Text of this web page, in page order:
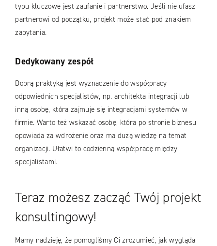
typu kluczowe jest zaufanie i partnerstwo. Jeśli nie ufasz
partnerowi od początku, projekt może stać pod znakiem
zapytania.
Dedykowany zespół
Dobrą praktyką jest wyznaczenie do współpracy
odpowiednich specjalistów, np. architekta integracji lub
inną osobę, która zajmuje się integracjami systemów w
firmie. Warto też wskazać osobę, która po stronie biznesu
opowiada za wdrożenie oraz ma dużą wiedzę na temat
organizacji. Ułatwi to codzienną współpracę między
specjalistami.
Teraz możesz zacząć Twój projekt
konsultingowy!
Mamy nadzieję, że pomogliśmy Ci zrozumieć, jak wygląda